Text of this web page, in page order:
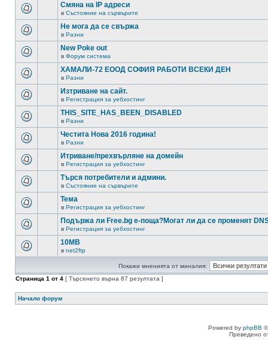
Смяна на IP адреси
в Състояние на сървърите
Не мога да се свържа
в Разни
New Poke out
в Форум система
ХАМАЛИ-72 ЕООД СОФИЯ РАБОТИ ВСЕКИ ДЕН
в Разни
Изтриване на сайт.
в Регистрация за уебхостинг
THIS_SITE_HAS_BEEN_DISABLED
в Разни
Честита Нова 2016 година!
в Разни
Итриване/прехвърляне на домейн
в Регистрация за уебхостинг
Търся потребители и админи.
в Състояние на сървърите
Тема
в Регистрация за уебхостинг
Подържа ли Free.bg е-поща?Могат ли да се променят
в Регистрация за уебхостинг
10MB
в net2ftp
Покажи мненията от миналия:
Страница 1 от 4 [ Търсенето върна 87 резултата ]
Начало форум
Powered by phpBB
Преведено